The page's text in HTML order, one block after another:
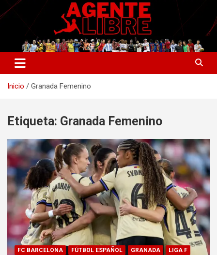
Saltar
al
Agente Libre Digital
La nueva generación del periodismo deportivo.
Inicio Granada Femenino
Etiqueta: Granada Femenino
FC BARCELONA FÚTBOL ESPAÑOL GRANADA LIGA F